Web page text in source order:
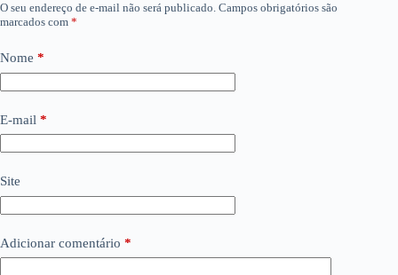
O seu endereço de e-mail não será publicado. Campos obrigatórios são
marcados com *
Nome *
E-mail *
Site
Adicionar comentário *